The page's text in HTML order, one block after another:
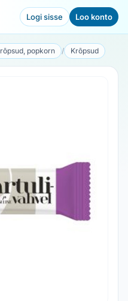
Logi sisse Loo konto
popkorn / Krõpsud